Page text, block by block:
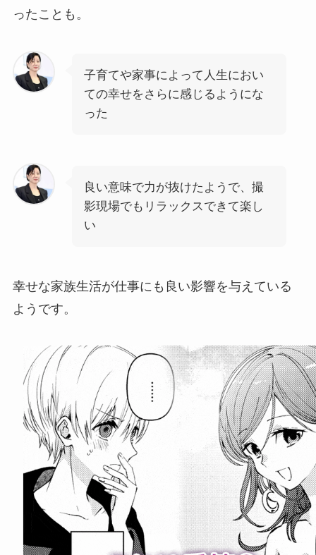
ったことも。
子育てや家事によって人生におい
ての幸せをさらに感じるようにな
った
良い意味で力が抜けたようで、撮
影現場でもリラックスできて楽し
い
幸せな家族生活が仕事にも良い影響を与えている
ようです。